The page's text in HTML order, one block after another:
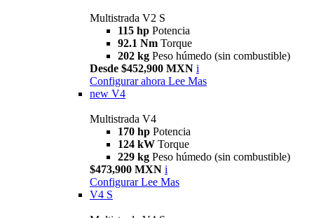
Multistrada V2 S
115 hp Potencia
92.1 Nm Torque
202 kg Peso húmedo (sin combustible)
Desde $452,900 MXN i
Configurar ahora Lee Mas
new V4
Multistrada V4
170 hp Potencia
124 kW Torque
229 kg Peso húmedo (sin combustible)
$473,900 MXN i
Configurar Lee Mas
V4 S